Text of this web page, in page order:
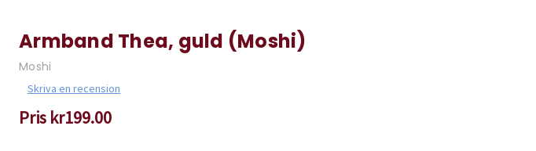
Armband Thea, guld (Moshi)
Moshi
Skriva en recension
Pris kr199.00